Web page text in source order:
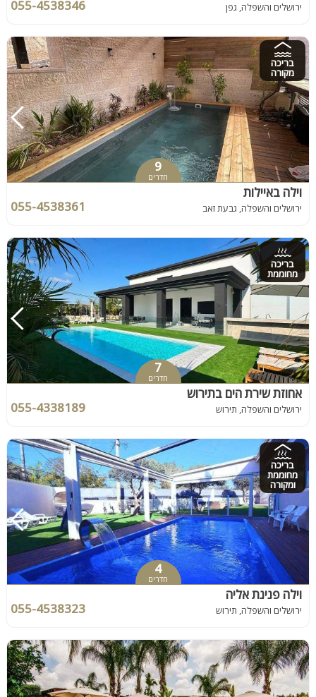
ירושלים והשפלה, גפן 055-4538346
בריכה
מקורה
9
חדרים
וילה באיילות
ירושלים והשפלה, גבעת זאב 055-4538361
בריכה
מחוממת
7
חדרים
אחוזת שירת הים בתירוש
ירושלים והשפלה, תירוש 055-4338189
בריכה
מחוממת
ומקורה
4
חדרים
וילה פנינת אליה
ירושלים והשפלה, תירוש 055-4538323